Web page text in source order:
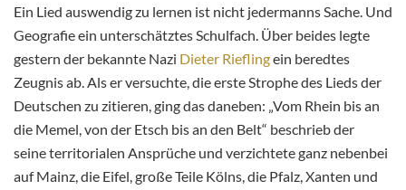
Ein Lied auswendig zu lernen ist nicht jedermanns Sache. Und
Geografie ein unterschätztes Schulfach. Über beides legte
gestern der bekannte Nazi Dieter Rieflingein beredtes
Zeugnis ab. Als er versuchte, die erste Strophe des Lieds der
Deutschen zu zitieren, ging das daneben: „Vom Rhein bis an
die Memel, von der Etsch bis an den Belt“ beschrieb der
seine territorialen Ansprüche und verzichtete ganz nebenbei
auf Mainz, die Eifel, große Teile Kölns, die Pfalz, Xanten und